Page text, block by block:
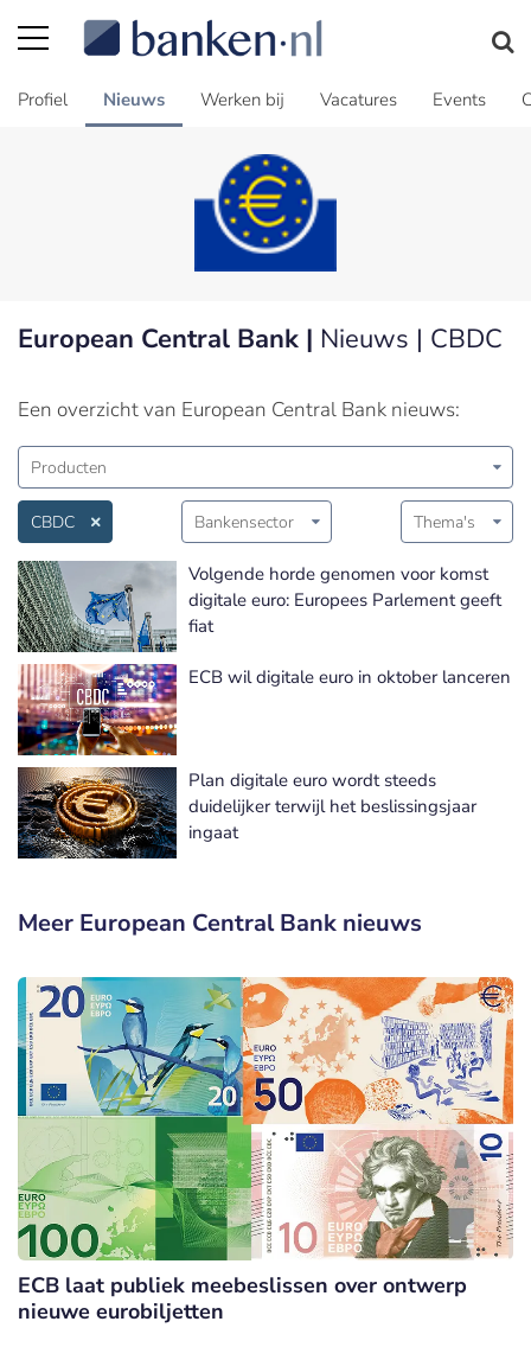
Profiel Nieuws Werken bij Vacatures Events
European Central Bank | Nieuws | CBDC
Een overzicht van European Central Bank nieuws:
Producten
CBDC Bankensector Thema's
Volgende horde genomen voor komst
digitale euro: Europees Parlement geeft
fiat
ECB wil digitale euro in oktober lanceren
Plan digitale euro wordt steeds
duidelijker terwijl het beslissingsjaar
ingaat
Meer European Central Bank nieuws
ECB laat publiek meebeslissen over ontwerp
nieuwe eurobiljetten